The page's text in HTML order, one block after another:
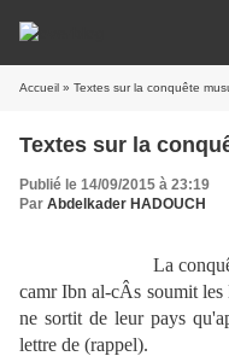
Accueil » Textes sur la conquête
Textes sur la
Publié le 14/09/2015 à 23:19
Par Abdelkader HADOUCH
La
camr Ibn al-cÂs soumit les
ne sortit de leur pays
lettre de (rappel).